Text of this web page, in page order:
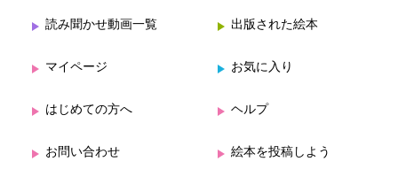
読み聞かせ動画一覧 出版された絵本
マイページ お気に入り
はじめての方へ ヘルプ
お問い合わせ 絵本を投稿しよう